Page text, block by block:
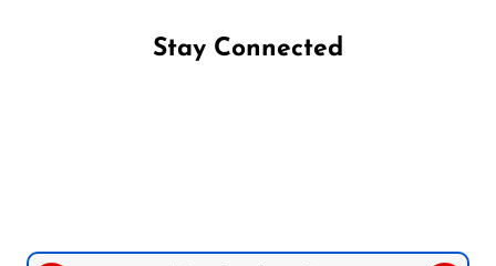
Stay Connected